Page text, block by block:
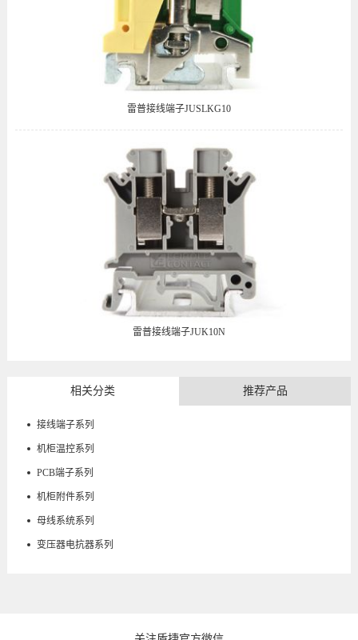
雷普接线端子JUSLKG10
雷普接线端子JUK10N
相关分类 推荐产品
接线端子系列
机柜温控系列
PCB端子系列
机柜附件系列
母线系统系列
变压器电抗器系列